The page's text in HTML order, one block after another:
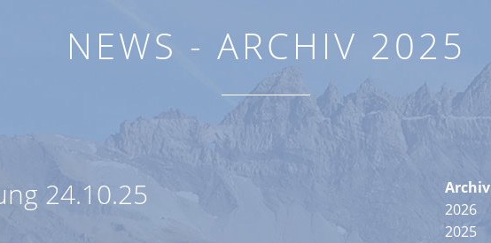
NEWS - ARCHIV 2025
24.10.25
Archiv
2026
2025